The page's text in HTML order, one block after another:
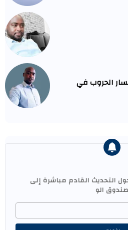
مسار الحروب في
التحديث القادم مباشرة إلى
صندوق الو